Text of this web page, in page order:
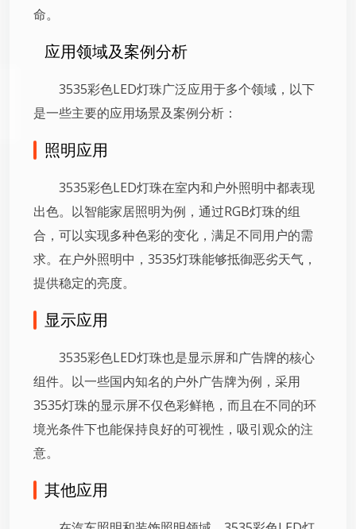
命。
应用领域及案例分析
3535彩色LED灯珠广泛应用于多个领域，以下
是一些主要的应用场景及案例分析：
照明应用
3535彩色LED灯珠在室内和户外照明中都表现
出色。以智能家居照明为例，通过RGB灯珠的组
合，可以实现多种色彩的变化，满足不同用户的需
求。在户外照明中，3535灯珠能够抵御恶劣天气，
提供稳定的亮度。
显示应用
3535彩色LED灯珠也是显示屏和广告牌的核心
组件。以一些国内知名的户外广告牌为例，采用
3535灯珠的显示屏不仅色彩鲜艳，而且在不同的环
境光条件下也能保持良好的可视性，吸引观众的注
意。
其他应用